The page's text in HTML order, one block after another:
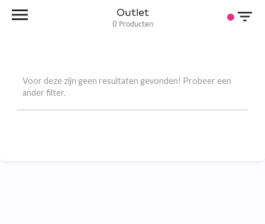
Outlet
0 Producten
Voor deze zijn geen resultaten gevonden! Probeer een
ander filter.